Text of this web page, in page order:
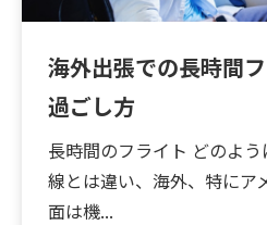
海外出張での長時間
過ごし方
長時間のフライト どのよ
線とは違い、海外、特にア
面は機...